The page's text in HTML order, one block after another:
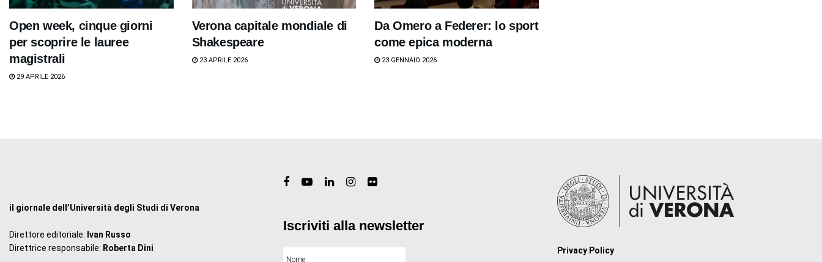
Open week, cinque giorni
per scoprire le lauree
magistrali
29 APRILE 2026
Verona capitale mondiale di
Shakespeare
23 APRILE 2026
Da Omero a Federer: lo sport
come epica moderna
23 GENNAIO 2026
il giornale dell’Università degli Studi di Verona
Direttore editoriale: Ivan Russo
Direttrice responsabile: Roberta Dini
Iscriviti alla newsletter
Privacy Policy